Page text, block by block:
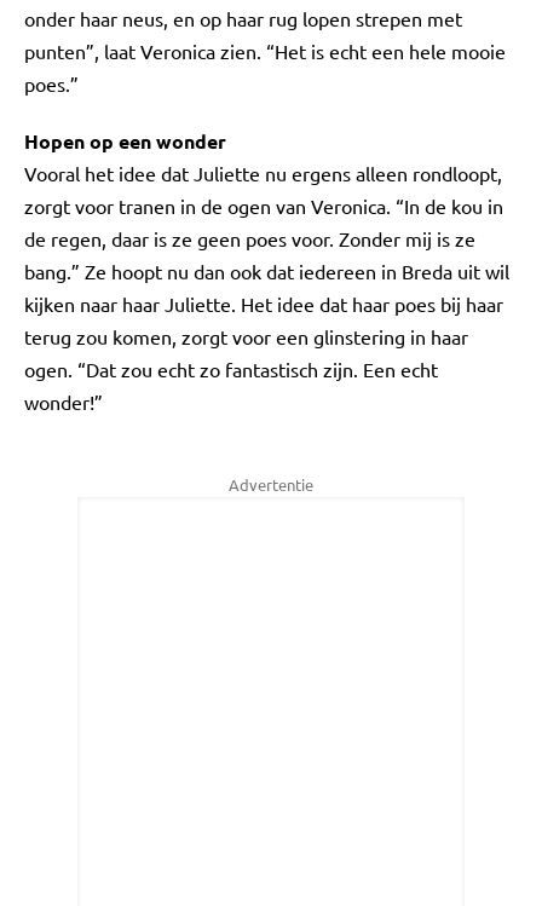
onder haar neus, en op haar rug lopen strepen met
punten”, laat Veronica zien. “Het is echt een hele mooie
poes.”
Hopen op een wonder
Vooral het idee dat Juliette nu ergens alleen rondloopt,
zorgt voor tranen in de ogen van Veronica. “In de kou in
de regen, daar is ze geen poes voor. Zonder mij is ze
bang.” Ze hoopt nu dan ook dat iedereen in Breda uit wil
kijken naar haar Juliette. Het idee dat haar poes bij haar
terug zou komen, zorgt voor een glinstering in haar
ogen. “Dat zou echt zo fantastisch zijn. Een echt
wonder!”
Advertentie